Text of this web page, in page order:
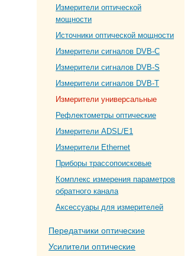
Измерители оптической
мощности
Источники оптической мощности
Измерители сигналов DVB-C
Измерители сигналов DVB-S
Измерители сигналов DVB-T
Измерители универсальные
Рефлектометры оптические
Измерители ADSL/E1
Измерители Ethernet
Приборы трассопоисковые
Комплекс измерения параметров
обратного канала
Аксессуары для измерителей
Передатчики оптические
Усилители оптические